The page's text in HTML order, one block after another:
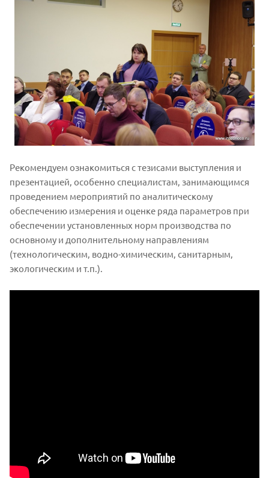
Рекомендуем ознакомиться с тезисами выступления и
презентацией, особенно специалистам, занимающимся
проведением мероприятий по аналитическому
обеспечению измерения и оценке ряда параметров при
обеспечении установленных норм производства по
основному и дополнительному направлениям
(технологическим, водно-химическим, санитарным,
экологическим и т.п.).